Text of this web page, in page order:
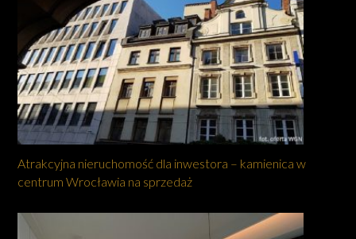
Atrakcyjna nieruchomość dla inwestora – kamienica w
centrum Wrocławia na sprzedaż